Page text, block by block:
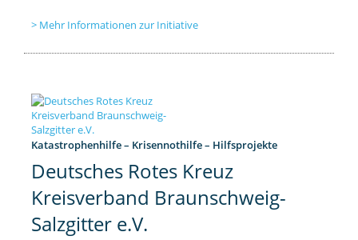
Mehr Informationen zur Initiative
Katastrophenhilfe – Krisennothilfe – Hilfsprojekte
Deutsches Rotes Kreuz
Kreisverband Braunschweig-
Salzgitter e.V.